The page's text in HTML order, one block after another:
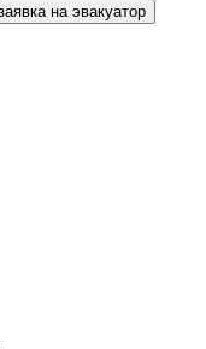
заявка на эвакуатор